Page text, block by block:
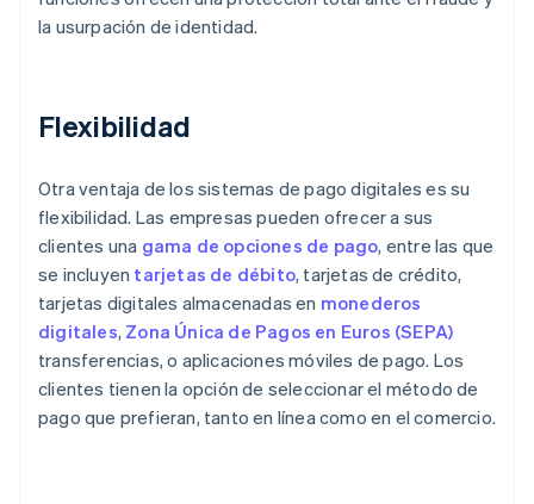
la usurpación de identidad.
Flexibilidad
Otra ventaja de los sistemas de pago digitales es su
flexibilidad. Las empresas pueden ofrecer a sus
clientes una gama de opciones de pago, entre las que
se incluyen tarjetas de débito, tarjetas de crédito,
tarjetas digitales almacenadas en monederos
digitales, Zona Única de Pagos en Euros (SEPA)
transferencias, o aplicaciones móviles de pago. Los
clientes tienen la opción de seleccionar el método de
pago que prefieran, tanto en línea como en el comercio.